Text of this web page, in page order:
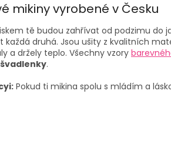
mikinyvyrobené v Česku
tě budou zahřívat od podzimu do
každá druhá. Jsou ušity z kvalitních
a držely teplo. Všechny vzory
.
Pokud ti mikina spolu s mládím a